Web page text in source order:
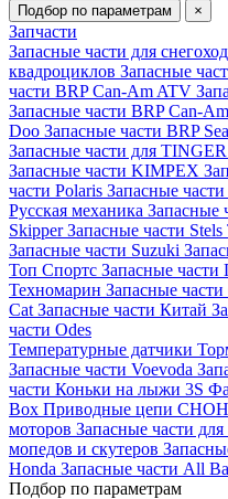
Подбор по параметрам ×
Запчасти
Запасные части для
квадроциклов Запасные
части BRP Can-Am ATV
Запасные части BRP Can-
Doo Запасные части BRP
Запасные части для TINGER
Запасные части KIMPEX
части Polaris Запасные
Русская механика Запасные
SkipperЗапасные части Stels
Запасные части Suzuki
Топ Спортс Запасные части
Техномарин Запасные
Cat Запасные части Китай
части Odes
Температурные датчики
Запасные части Voevoda
части Коньки на лыжи 3S
Box Приводные цепи
моторов Запасные части
мопедов и скутеров
Honda Запасные части All
Подбор по параметрам